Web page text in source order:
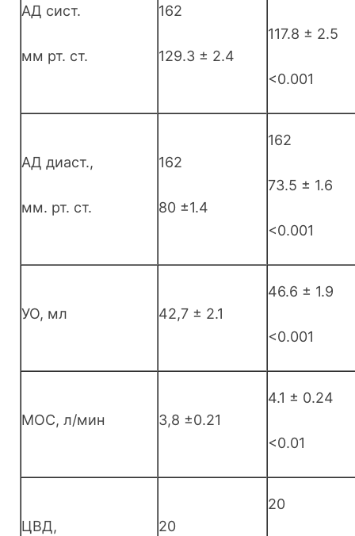
АД сист.
мм рт. ст.
162
129.3 ± 2.4
117.8 ± 2.5
<0.001
АД диаст.,
мм. рт. ст.
162
80 ±1.4
162
73.5 ± 1.6
<0.001
УО, мл 42,7 ± 2.1
46.6 ± 1.9
<0.001
МОС, л/мин 3,8 ±0.21
4.1 ± 0.24
<0.01
ЦВД, 20
20